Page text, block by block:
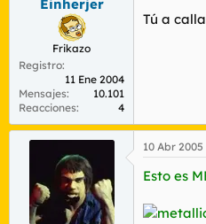
Einherjer
Frikazo
Registro
11 Ene 2004
Mensajes
10.101
Reacciones
4
Tú a
10 Abr 2005
Esto es